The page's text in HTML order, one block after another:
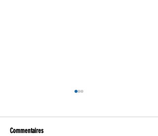
Commentaires